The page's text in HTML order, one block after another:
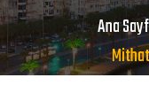
Ana